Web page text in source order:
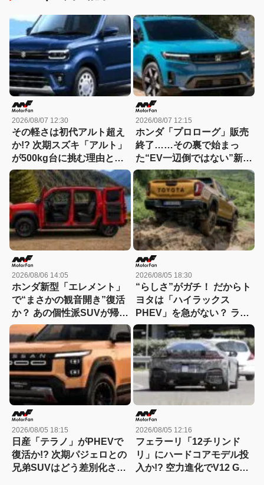
2026/08/07 12:30
その軽さは初代アルト超え
か!? 次期スズキ「アルト」
が500kg台に挑む理由と
は……「小・少・軽・短・
美」を極める！
2026/08/07 12:15
ホンダ「プロローグ」販売
終了……その裏で始まっ
た“EV一辺倒ではない”新戦
略とは？
2026/08/06 14:05
ホンダ新型「エレメント」
で“まさかの観音開き”復活
か？ あの個性派SUVが帰っ
てくる可能性
2026/08/05 18:30
“らしさ”がガチ！ だからト
ヨタは「ハイラックス
PHEV」を急がない？ ライ
バルとは異なる電動化戦略
を読み解く
2026/08/05 18:15
日産「テラノ」がPHEVで
復活か!? 次期パジェロとの
兄弟SUVはどう差別化され
2026/08/05 12:16
フェラーリ「12チリンド
リ」にハードコアモデル投
入か!? 空力進化でV12 GT